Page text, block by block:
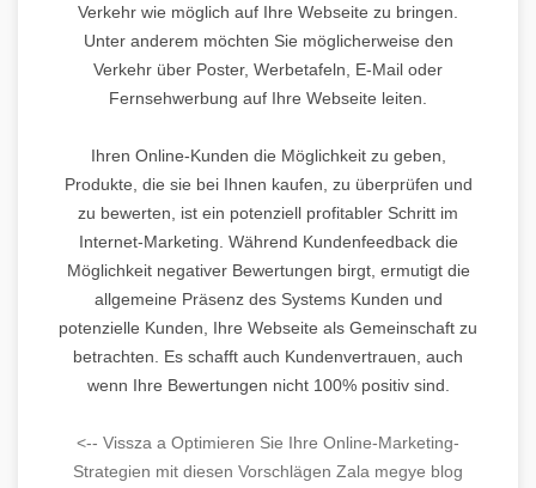
Verkehr wie möglich auf Ihre Webseite zu bringen.
Unter anderem möchten Sie möglicherweise den
Verkehr über Poster, Werbetafeln, E-Mail oder
Fernsehwerbung auf Ihre Webseite leiten.
Ihren Online-Kunden die Möglichkeit zu geben,
Produkte, die sie bei Ihnen kaufen, zu überprüfen und
zu bewerten, ist ein potenziell profitabler Schritt im
Internet-Marketing. Während Kundenfeedback die
Möglichkeit negativer Bewertungen birgt, ermutigt die
allgemeine Präsenz des Systems Kunden und
potenzielle Kunden, Ihre Webseite als Gemeinschaft zu
betrachten. Es schafft auch Kundenvertrauen, auch
wenn Ihre Bewertungen nicht 100% positiv sind.
<-- Vissza a Optimieren Sie Ihre Online-Marketing-
Strategien mit diesen Vorschlägen Zala megye blog